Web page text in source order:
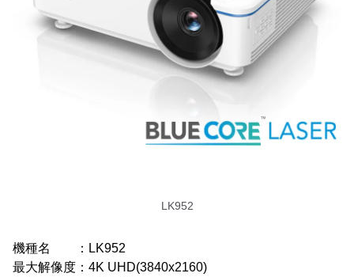
LK952
機種名 ：LK952
最大解像度：4K UHD(3840x2160)